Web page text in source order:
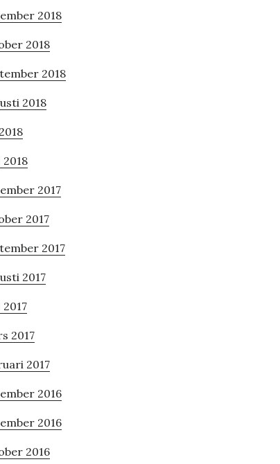
2018
2018
2018
2018
2018
2017
2017
2017
2017
2017
2017
2016
2016
2016